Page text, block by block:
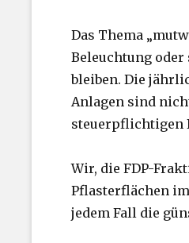
Das Thema
Beleuchtung
bleiben. Die
Anlagen sind
steuerpflichtigen
Wir, die FDP-
Pflasterflächen
jedem Fall die